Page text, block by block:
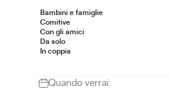
Bambini e famiglie
Comitive
Con gli amici
Da solo
In coppia
Quando verrai: